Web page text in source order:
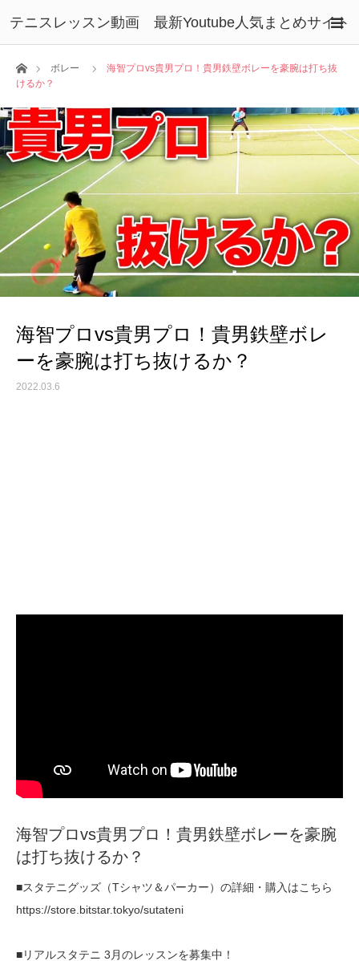
テニスレッスン動画 最新Youtube人気まとめサイト
ホームボレー
海智プロvs貴男プロ！貴男鉄壁ボレーを豪腕は打ち抜
けるか？
海智プロvs貴男プロ！貴男鉄壁ボレ
ーを豪腕は打ち抜けるか？
2022.03.6
海智プロvs貴男プロ！貴男鉄壁ボレーを豪腕
は打ち抜けるか？
■スタテニグッズ（Tシャツ＆パーカー）の詳細・購入はこちら
https://store.bitstar.tokyo/sutateni
■リアルスタテニ 3月のレッスンを募集中！